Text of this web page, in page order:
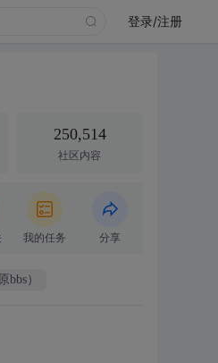
登录/注册
250,514
社区内容
我的任务 分享
bbs）